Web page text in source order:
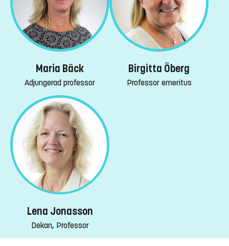
Maria Bäck
Adjungerad professor
Birgitta Öberg
Professor emeritus
Lena Jonasson
Dekan, Professor